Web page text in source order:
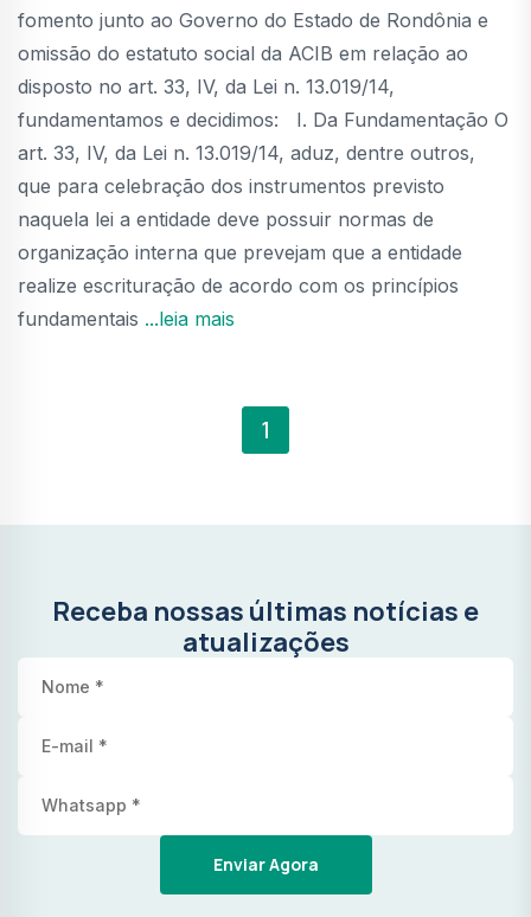
fomento junto ao Governo do Estado de Rondônia e
omissão do estatuto social da ACIB em relação ao
disposto no art. 33, IV, da Lei n. 13.019/14,
fundamentamos e decidimos: I. Da Fundamentação O
art. 33, IV, da Lei n. 13.019/14, aduz, dentre outros,
que para celebração dos instrumentos previsto
naquela lei a entidade deve possuir normas de
organização interna que prevejam que a entidade
realize escrituração de acordo com os princípios
fundamentais ...leia mais
1
Receba nossas últimas notícias e
atualizações
Enviar Agora